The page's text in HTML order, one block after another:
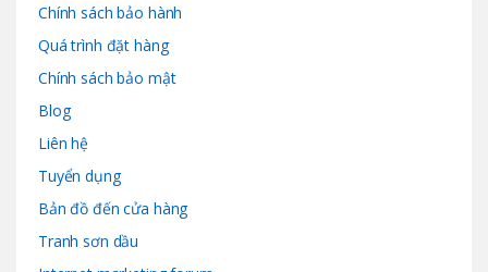
Chính sách bảo hành
Quá trình đặt hàng
Chính sách bảo mật
Blog
Liên hệ
Tuyển dụng
Bản đồ đến cửa hàng
Tranh sơn dầu